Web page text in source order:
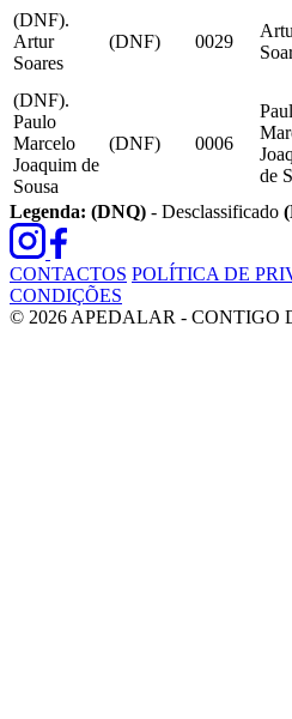
(DNF).
Artur
Soares
(DNF) 0029
(DNF).
Paulo
Marcelo
Joaquim de
Sousa
(DNF) 0006
de
Legenda: (DNQ) - Desclassificado
CONTACTOS POLÍTICA DE
CONDIÇÕES
© 2026 APEDALAR - CONTIGO